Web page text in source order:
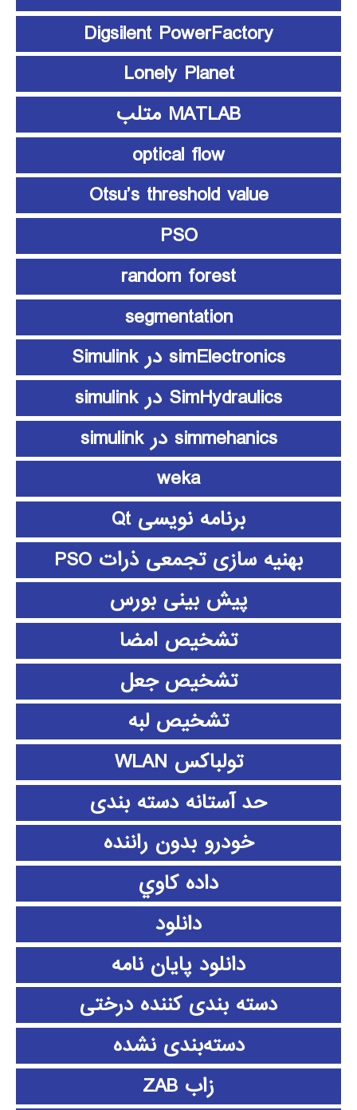
Digsilent PowerFactory
Lonely Planet
MATLAB متلب
optical flow
Otsu’s threshold value
PSO
random forest
segmentation
simElectronics در Simulink
SimHydraulics در simulink
simmehanics در simulink
weka
برنامه نویسی Qt
بهنیه سازی تجمعی ذرات PSO
پیش بینی بورس
تشخیص امضا
تشخیص جعل
تشخیص لبه
تولباکس WLAN
حد آستانه دسته بندی
خودرو بدون راننده
داده كاوي
دانلود
دانلود پايان نامه
دسته بندی کننده درختی
دسته‌بندی نشده
زاب ZAB